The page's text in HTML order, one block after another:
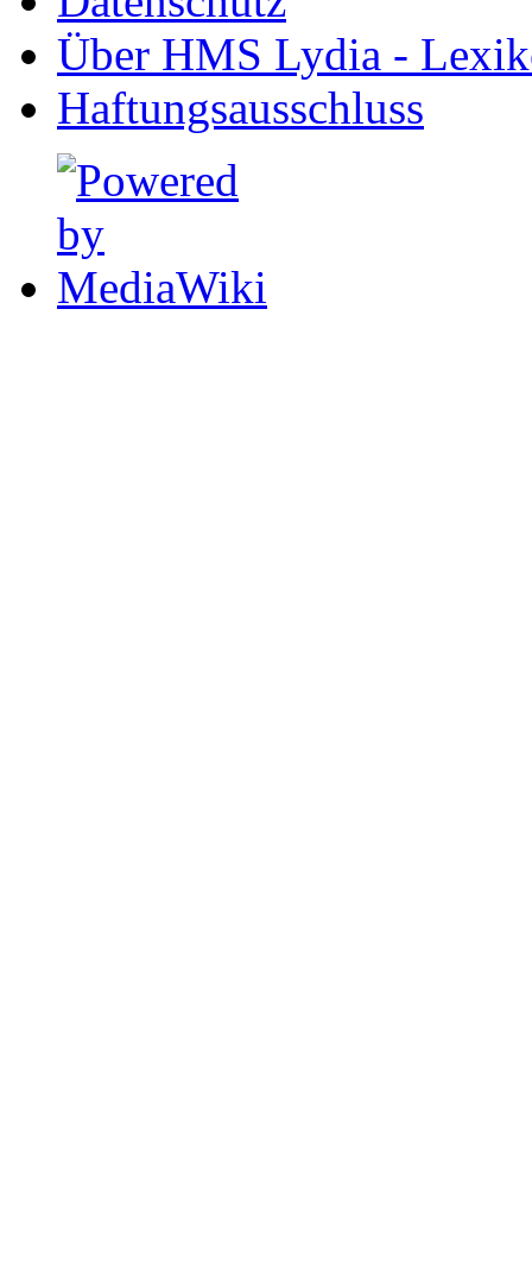
Über HMS Lydia -
Haftungsausschluss